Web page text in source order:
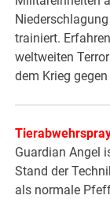
trainiert.
weltweiten
dem Krieg
Guardian Angel
Stand der
als normale